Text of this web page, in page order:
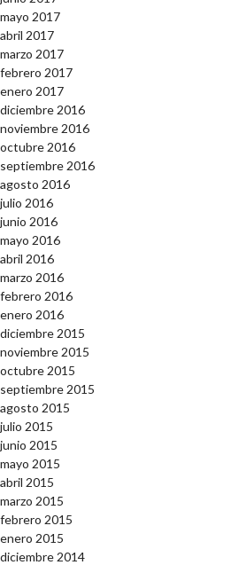
mayo 2017
abril 2017
marzo 2017
febrero 2017
enero 2017
diciembre 2016
noviembre 2016
octubre 2016
septiembre 2016
agosto 2016
julio 2016
junio 2016
mayo 2016
abril 2016
marzo 2016
febrero 2016
enero 2016
diciembre 2015
noviembre 2015
octubre 2015
septiembre 2015
agosto 2015
julio 2015
junio 2015
mayo 2015
abril 2015
marzo 2015
febrero 2015
enero 2015
diciembre 2014